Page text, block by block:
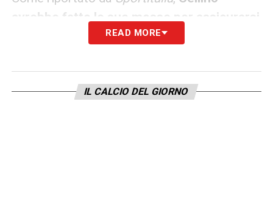
avrebbe fatto le sue mosse per assicurarsi
: l’ex tecnico di Milan, Venezia
Per Inzaghi sarebbe quasi un derby, visto il
suo passato all’Atalanta.
READ MORE
IL CALCIO DEL GIORNO